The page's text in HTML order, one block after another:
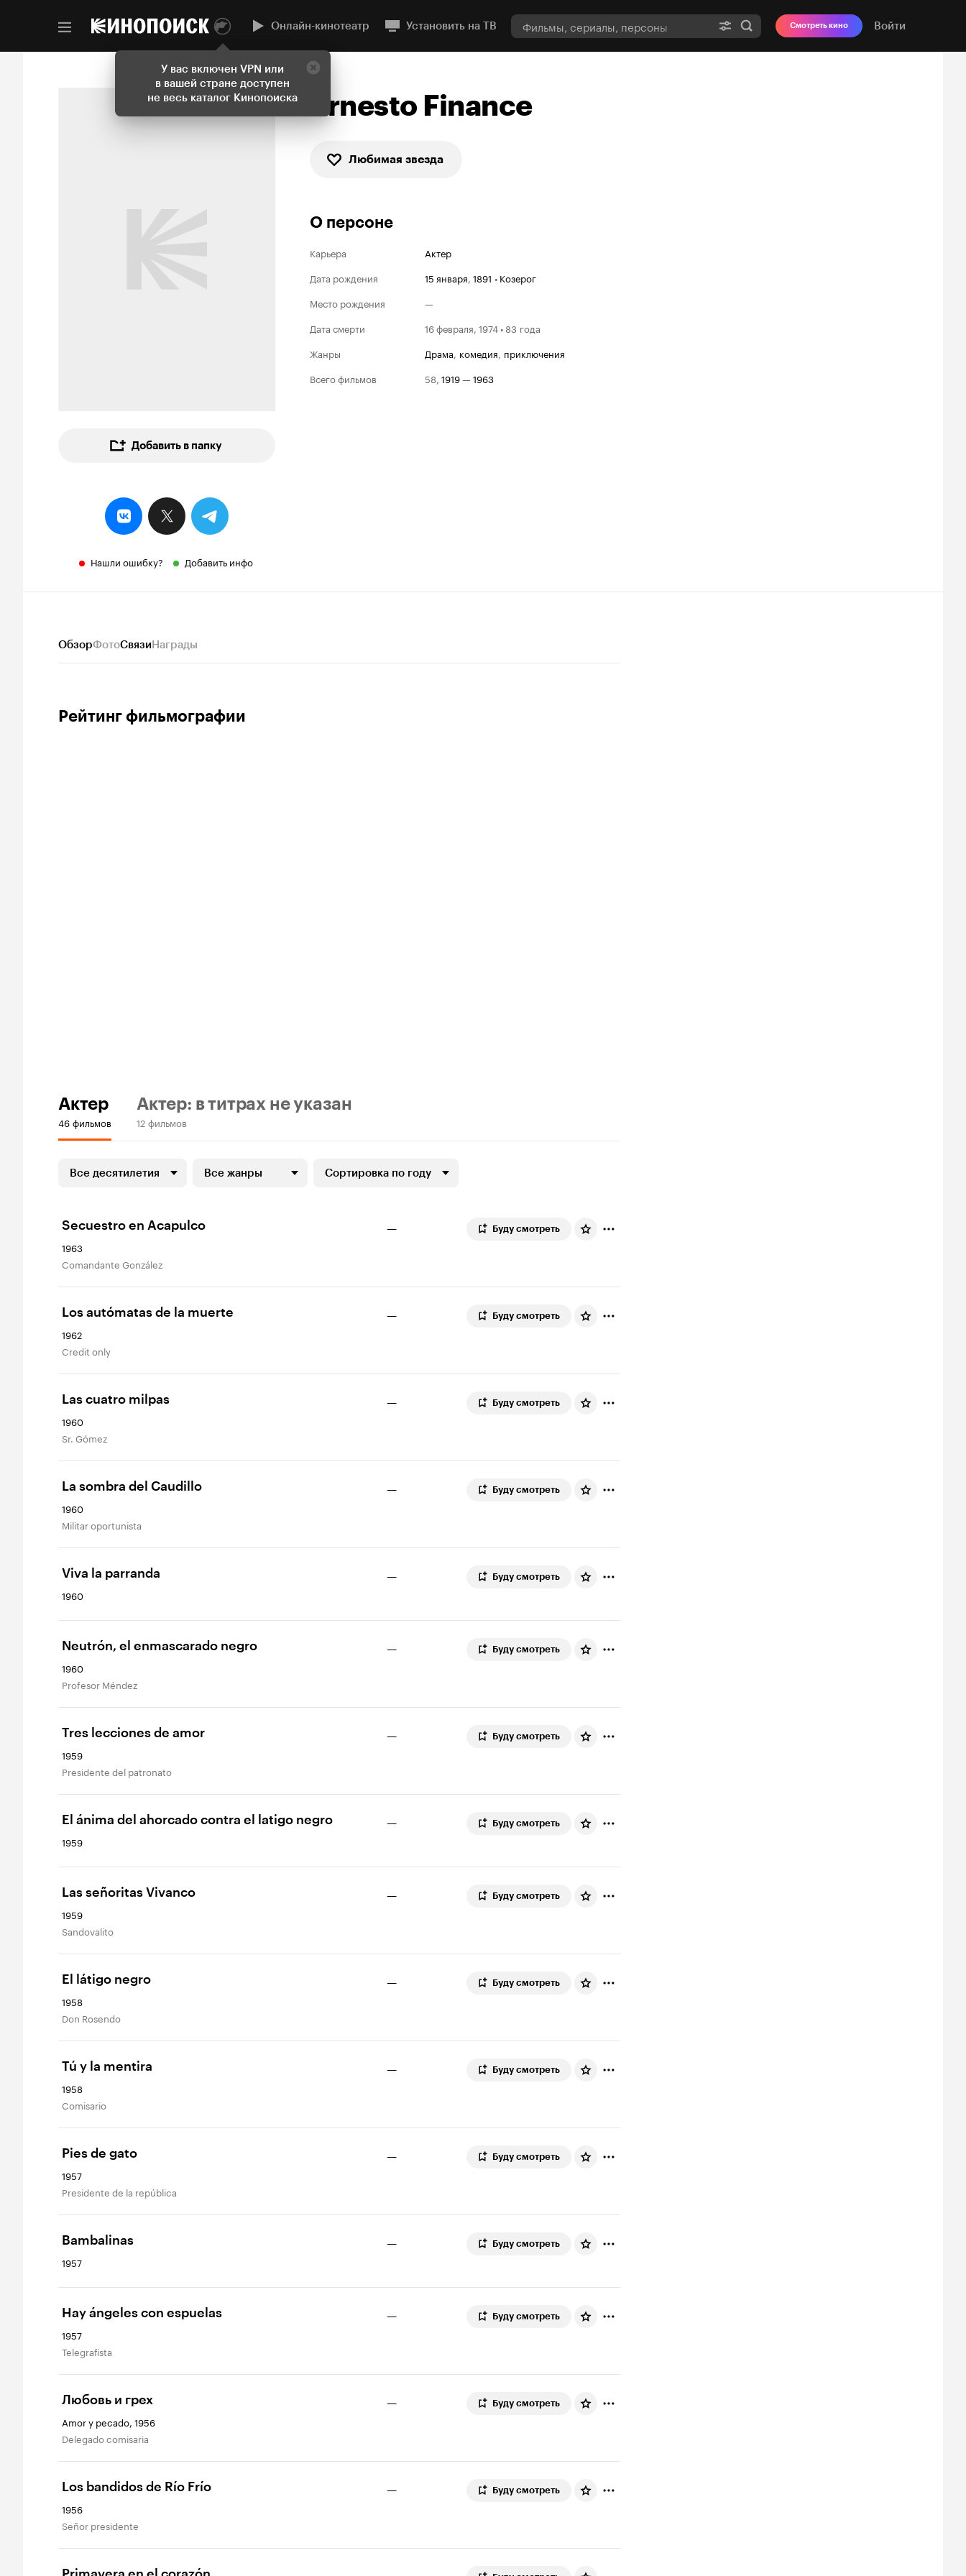
У вас включен VPN или
в вашей стране доступен
не весь каталог Кинопоиска
Онлайн-кинотеатр Установить на ТВ Смотреть кино Войти
Добавить в папку
Нашли ошибку? Добавить инфо
Ernesto Finance
Любимая звезда
О персоне
Карьера
Актер
Дата рождения
15 января, 1891 • Козерог
Место рождения
—
Дата смерти
16 февраля, 1974 • 83 года
Жанры
драма, комедия, приключения
Всего фильмов
58, 1919— 1963
ОбзорФотоСвязиНаграды
Рейтинг фильмографии
Актер
46 фильмов
Актер: в титрах не указан
12 фильмов
Все десятилетия Все жанры Сортировка по году
Secuestro en Acapulco
1963
Comandante González
— Буду смотреть
Los autómatas de la muerte
1962
Credit only
— Буду смотреть
Las cuatro milpas
1960
Sr. Gómez
— Буду смотреть
La sombra del Caudillo
1960
Militar oportunista
— Буду смотреть
Viva la parranda
1960
— Буду смотреть
Neutrón, el enmascarado negro
1960
Profesor Méndez
— Буду смотреть
Tres lecciones de amor
1959
Presidente del patronato
— Буду смотреть
El ánima del ahorcado contra el latigo negro
1959
— Буду смотреть
Las señoritas Vivanco
1959
Sandovalito
— Буду смотреть
El látigo negro
1958
Don Rosendo
— Буду смотреть
Tú y la mentira
1958
Comisario
— Буду смотреть
Pies de gato
1957
Presidente de la república
— Буду смотреть
Bambalinas
1957
— Буду смотреть
Hay ángeles con espuelas
1957
Telegrafista
— Буду смотреть
Любовь и грех
Amor y pecado, 1956
Delegado comisaria
— Буду смотреть
Los bandidos de Río Frío
1956
Señor presidente
— Буду смотреть